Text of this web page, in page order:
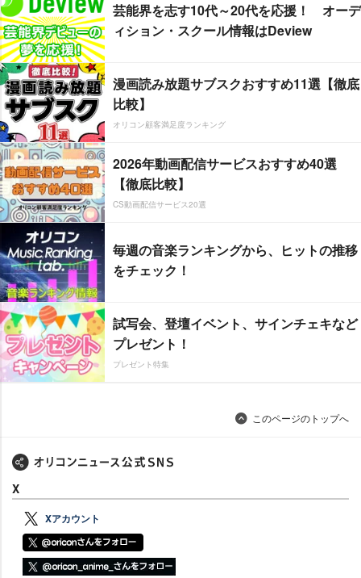
芸能界を志す10代～20代を応援！ オーデ
ィション・スクール情報はDeview
漫画読み放題サブスクおすすめ11選【徹底
比較】
オリコン顧客満足度ランキング
2026年動画配信サービスおすすめ40選
【徹底比較】
CS動画配信サービス20選
毎週の音楽ランキングから、ヒットの推移
をチェック！
試写会、登壇イベント、サインチェキなど
プレゼント！
プレゼント特集
このページのトップへ
X
Xアカウント